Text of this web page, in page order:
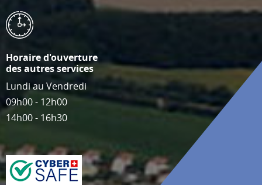
Horaire d'ouverture
des autres services
Lundi au Vendredi
09h00 - 12h00
14h00 - 16h30